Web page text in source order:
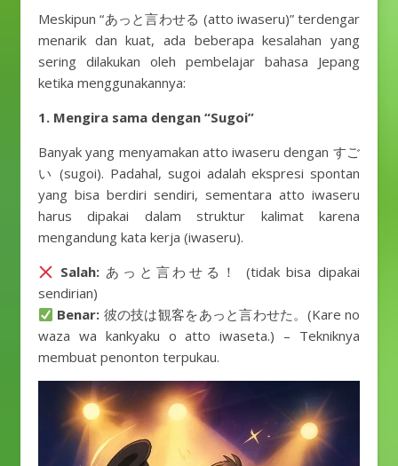
Meskipun “あっと言わせる (atto iwaseru)” terdengar
menarik dan kuat, ada beberapa kesalahan yang
sering dilakukan oleh pembelajar bahasa Jepang
ketika menggunakannya:
1. Mengira sama dengan “Sugoi”
Banyak yang menyamakan atto iwaseru dengan すご
い (sugoi). Padahal, sugoi adalah ekspresi spontan
yang bisa berdiri sendiri, sementara atto iwaseru
harus dipakai dalam struktur kalimat karena
mengandung kata kerja (iwaseru).
Salah: あっと言わせる！ (tidak bisa dipakai
sendirian)
Benar: 彼の技は観客をあっと言わせた。(Kare no
waza wa kankyaku o atto iwaseta.) – Tekniknya
membuat penonton terpukau.